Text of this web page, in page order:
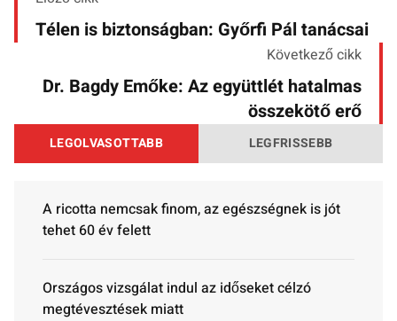
Télen is biztonságban: Győrfi Pál tanácsai
Következő cikk
Dr. Bagdy Emőke: Az együttlét hatalmas
összekötő erő
LEGOLVASOTTABB LEGFRISSEBB
A ricotta nemcsak finom, az egészségnek is jót
tehet 60 év felett
Országos vizsgálat indul az időseket célzó
megtévesztések miatt